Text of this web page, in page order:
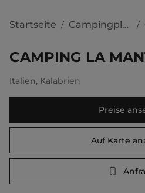
Startseite / Campingplätze /
CAMPING LA
Italien, Kalabrien
Preise
Auf Karte